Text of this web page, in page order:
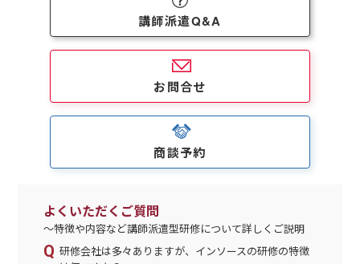
講師派遣Q&A
お問合せ
商談予約
よくいただくご質問
～特徴や内容など講師派遣型研修について詳しくご説明
研修会社は多々ありますが、インソースの研修の特徴